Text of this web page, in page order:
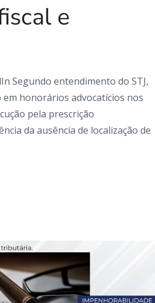
e
Segundo entendimento do STJ,
em honorários advocatícios nos
pela prescrição
da ausência de localização de